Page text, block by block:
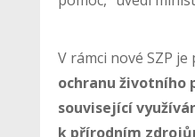
V rámci nové SZP
ochranu životního
související
k přírodním